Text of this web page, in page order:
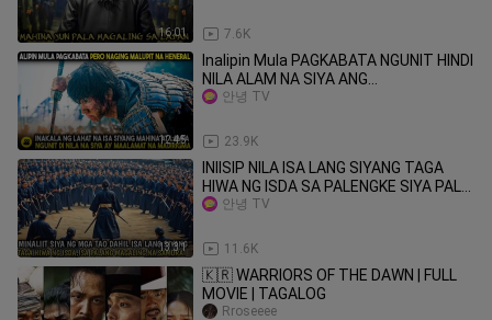
16:01 7.6K
12:45
Inalipin Mula PAGKABATA NGUNIT HINDI
NILA ALAM NA SIYA ANG
PINAKAMALAKAS NA MADIRIGMA!
23.9K
안녕 TV
13:31
INIISIP NILA ISA LANG SIYANG TAGA
HIWA NG ISDA SA PALENGKE SIYA PALA
AY ISANG MAGALING NA SAMURAI
11.6K
안녕 TV
🇰🇷 WARRIORS OF THE DAWN | FULL
MOVIE | TAGALOG
Rroseeee